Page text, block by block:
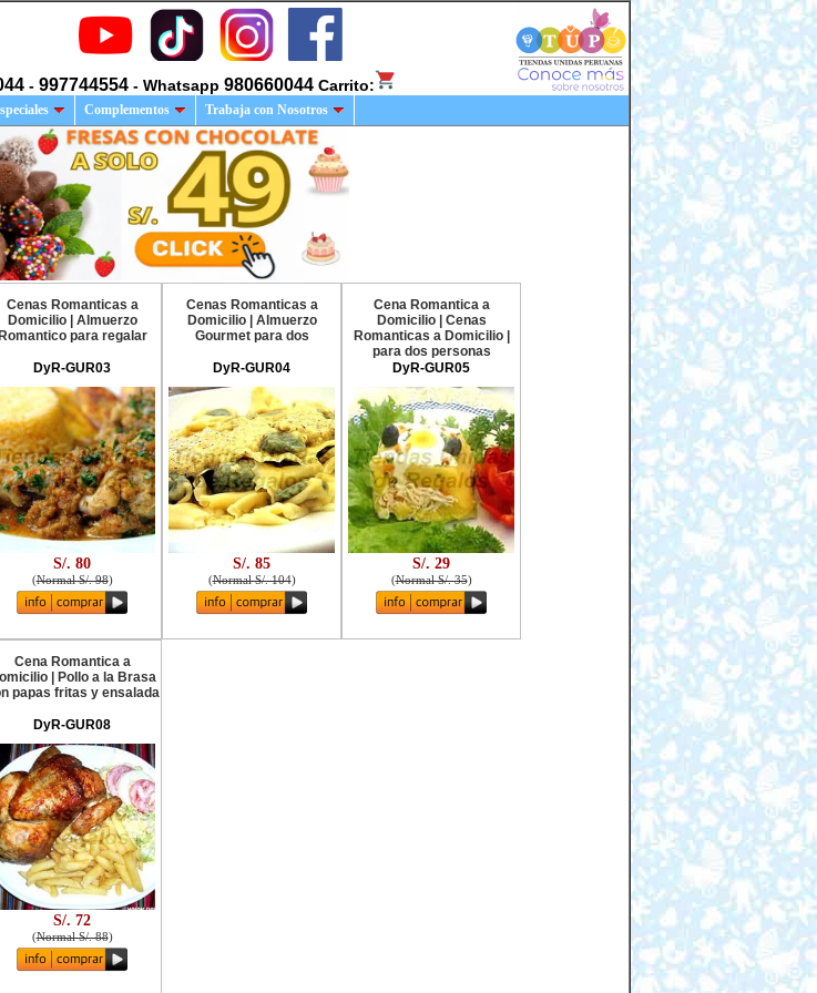
- 997744554 - Whatsapp 980660044 Carrito:
Complementos Trabaja con Nosotros
Cenas Romanticas a
Domicilio | Almuerzo
Romantico para regalar
DyR-GUR03
S/. 80
(Normal S/. 98)
Cenas Romanticas a
Domicilio | Almuerzo
Gourmet para dos
DyR-GUR04
S/. 85
(Normal S/. 104)
Cena Romantica a
Domicilio | Cenas
Romanticas a Domicilio |
para dos personas
DyR-GUR05
S/. 29
(Normal S/. 35)
Cena Romantica a
| Pollo a la Brasa
papas fritas y ensalada
DyR-GUR08
S/. 72
(Normal S/. 88)